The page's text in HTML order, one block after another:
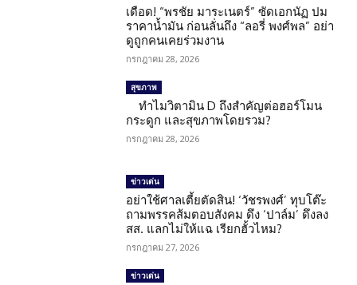
เดือด! “พรชัย มาระเนตร์” ซัดเอกนัฏ ปม
ราคาน้ำมัน ก่อนลั่นถึง “ลอรี่ พงศ์พล” อย่า
ดูถูกคนเคยร่วมงาน
กรกฎาคม 28, 2026
สุขภาพ
ทำไมวิตามิน D ถึงสำคัญต่อฮอร์โมน
กระดูก และสุขภาพโดยรวม?
กรกฎาคม 28, 2026
ข่าวเด่น
อย่าใช้ศาลเตี้ยตัดสิน! ‘วัชรพงศ์’ ทุบโต๊ะ
ถามพรรคส้มตอบสังคม ดึง ‘ปาล์ม’ ดึงลง
สส. แลกไม่ให้แฉ เรียกฮั้วไหม?
กรกฎาคม 27, 2026
ข่าวเด่น